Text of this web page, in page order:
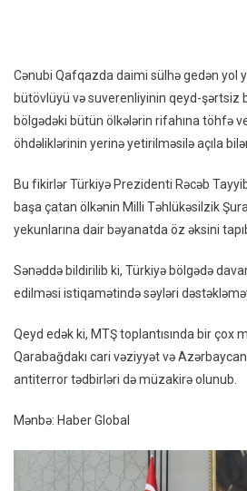
Qarabağdakı
Vəziyyət
Müzakirə
Olunub
Cənubi Qafqazda daimi sülhə gedən yol
bütövlüyü və suverenliyinin qeyd-şərtsiz
bölgədəki bütün ölkələrin rifahına töhfə
öhdəliklərinin yerinə yetirilməsilə açıla
Bu fikirlər Türkiyə Prezidenti Rəcəb
başa çatan ölkənin Milli Təhlükəsilzik
yekunlarına dair bəyanatda öz əksini
Sənəddə bildirilib ki, Türkiyə bölgədə
edilməsi istiqamətində səyləri
Qeyd edək ki, MTŞ toplantısında bir çox
Qarabağdakı cari vəziyyət və
antiterror tədbirləri də müzakirə olunub.
Mənbə: Haber Global